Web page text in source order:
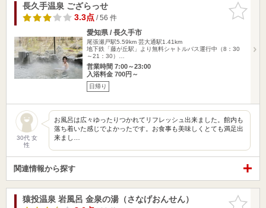
お気に入
りに追加
長久手温泉 ござらっせ
3.3点/ 56 件
愛知県 / 長久手市
尾張瀬戸駅5.59km 芸大通駅1.41km
地下鉄「藤が丘駅」より無料シャトルバス運行中（8：30
～21：30）…
営業時間 7:00～23:00
入浴料金 700円～
日帰り
30代 女
性
お風呂は広々ゆったりつかれてリフレッシュ出来ました。館内も
落ち着いた感じでよかったです。お食事も美味しくとても満足出
来まし…
関連情報から探す
お気に入
猿投温泉 岩風呂 金泉の湯（さなげおんせん）